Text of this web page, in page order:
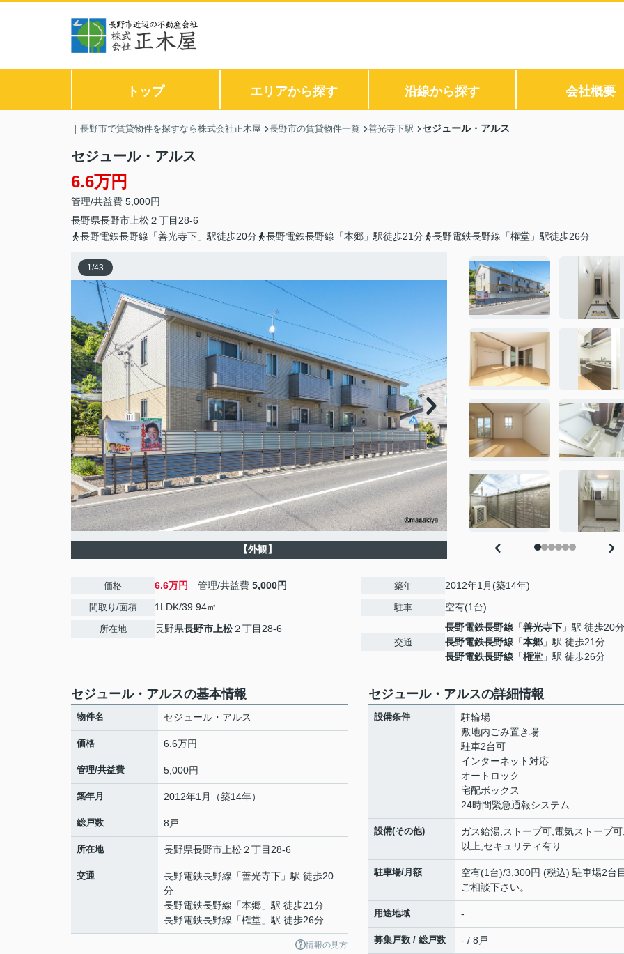
トップ エリアから探す 沿線から探す 会社概要
｜長野市で賃貸物件を探すなら株式会社正木屋 長野市の賃貸物件一覧 善光寺下駅 セジュール・アルス
セジュール・アルス
6.6万円
管理/共益費 5,000円
長野県長野市 上松２丁目28-6
長野電鉄長野線「善光寺下」駅徒歩20分
長野電鉄長野線「本郷」駅徒歩21分 長野電鉄長野線「権堂」駅徒歩26分
1/43
【外観】
価格 6.6万円 管理/共益費 5,000円
間取り/面積 1LDK/39.94㎡
所在地 長野県長野市 上松２丁目28-6
築年 2012年1月(築14年)
駐車 空有(1台)
交通
長野電鉄長野線 「善光寺下 」駅 徒歩20分
長野電鉄長野線 「本郷 」駅 徒歩21分
長野電鉄長野線 「権堂 」駅 徒歩26分
セジュール・アルスの基本情報
物件名 セジュール・アルス
価格 6.6万円
管理/共益費 5,000円
築年月 2012年1月（築14年）
総戸数 8戸
所在地 長野県長野市 上松２丁目28-6
交通 長野電鉄長野線 「善光寺下 」駅 徒歩20
分
長野電鉄長野線 「本郷 」駅 徒歩21分
長野電鉄長野線 「権堂 」駅 徒歩26分
情報の見方
セジュール・アルスの詳細情報
設備条件
駐輪場
敷地内ごみ置き場
駐車2台可
インターネット対応
オートロック
宅配ボックス
24時間緊急通報システム
設備(その他)
ガス給湯,ストーブ可,電気ストーブ
以上,セキュリティ有り
駐車場/月額
空有(1台)/3,300円 (税込) 駐車場2台
ご相談下さい。
用途地域 -
募集戸数 / 総戸数 - / 8戸